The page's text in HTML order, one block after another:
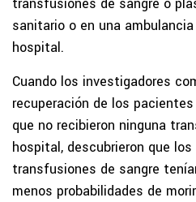
sanitario o en una
hospital.
Cuando los investigadores
recuperación de los
que no recibieron ninguna
hospital, descubrieron que
transfusiones de sangre
menos probabilidades de